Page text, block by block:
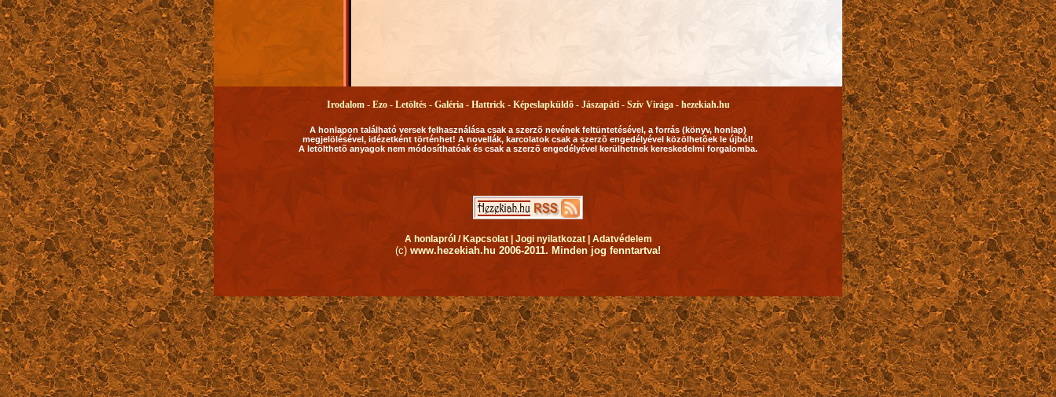
Irodalom - Ezo - Letöltés - Galéria - Hattrick - Képeslapküldõ - Jászapáti - Szív Virága - hezekiah.hu
A honlapon található versek felhasználása csak a szerzõ nevének feltüntetésével, a forrás (könyv, honlap)
megjelölésével, idézetként történhet! A novellák, karcolatok csak a szerzõ engedélyével közölhetõek le újból!
A letölthetõ anyagok nem módosíthatóak és csak a szerzõ engedélyével kerülhetnek kereskedelmi forgalomba.
A honlapról / Kapcsolat | Jogi nyilatkozat | Adatvédelem
(c) www.hezekiah.hu 2006-2011. Minden jog fenntartva!